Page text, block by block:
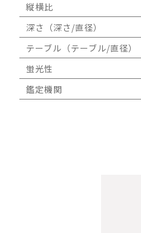
縦横比
深さ（深さ/直径）
テーブル（テーブル/直径）
蛍光性
鑑定機関